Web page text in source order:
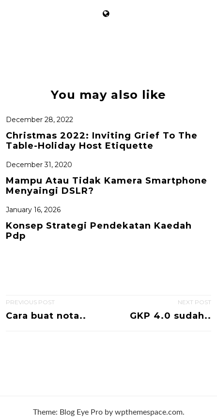
You may also like
December 28, 2022
Christmas 2022: Inviting Grief To The
Table-Holiday Host Etiquette
December 31, 2020
Mampu Atau Tidak Kamera Smartphone
Menyaingi DSLR?
January 16, 2026
Konsep Strategi Pendekatan Kaedah
Pdp
P
o
PREVIOUS POST
Cara buat nota..
NEXT POST
GKP 4.0 sudah..
Theme: Blog Eye Pro by wpthemespace.com.